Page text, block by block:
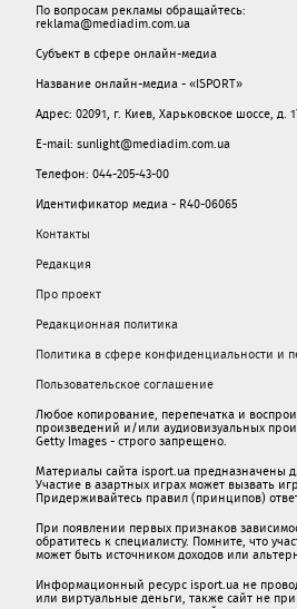
По вопросам рекламы обращайтесь:
reklama@mediadim.com.ua
Субъект в сфере онлайн-медиа
Название онлайн-медиа - «ISPORT»
Адрес: 02091, г. Киев, Харьковское шоссе, д.
E-mail: sunlight@mediadim.com.ua
Телефон: 044-205-43-00
Идентификатор медиа - R40-06065
Контакты
Редакция
Про проект
Редакционная политика
Политика в сфере конфиденциальности и
Пользовательское соглашение
Любое копирование, перепечатка и
произведений и/или аудиовизуальных
Getty Images - строго запрещено.
Материалы сайта isport.ua предназначены
Участие в азартных играх может вызвать
Придерживайтесь правил (принципов)
При появлении первых признаков
обратитесь к специалисту. Помните, что
может быть источником доходов или
Информационный ресурс isport.ua не
или виртуальные деньги, также сайт не